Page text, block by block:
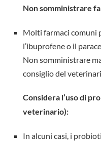
Non somministrare
Molti farmaci comuni
l’ibuprofene o il
Non somministrare
consiglio del
Considera l’uso di
veterinario):
In alcuni casi, i